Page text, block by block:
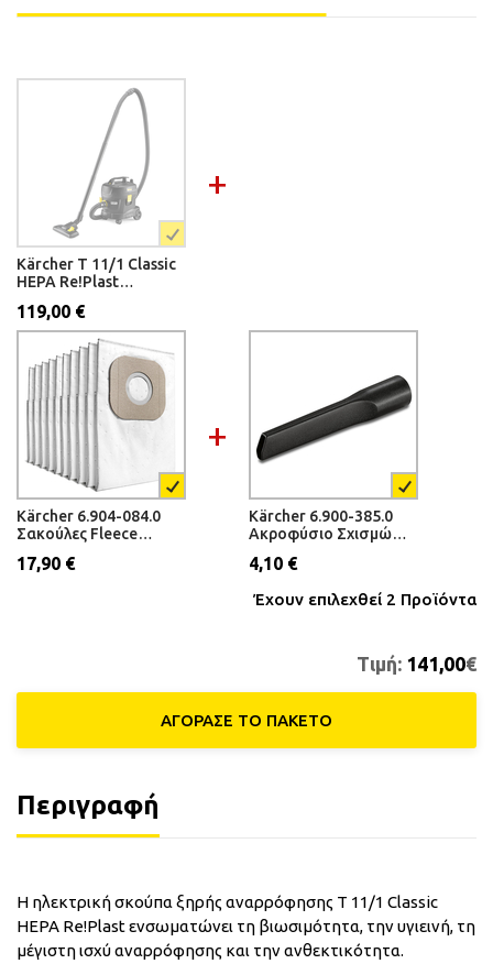
Kärcher T 11/1 Classic
HEPA Re!Plast
119,00 €
Kärcher 6.904-084.0
Σακούλες Fleece
17,90 €
Kärcher 6.900-385.0
Ακροφύσιο Σχισμών
4,10 €
Έχουν επιλεχθεί 2 Προϊόντα
Τιμή: 141,00€
ΑΓΟΡΑΣΕ ΤΟ ΠΑΚΕΤΟ
Περιγραφή
Η ηλεκτρική σκούπα ξηρής αναρρόφησης T 11/1 Classic
HEPA Re!Plast ενσωματώνει τη βιωσιμότητα, την υγιεινή, τη
μέγιστη ισχύ αναρρόφησης και την ανθεκτικότητα.